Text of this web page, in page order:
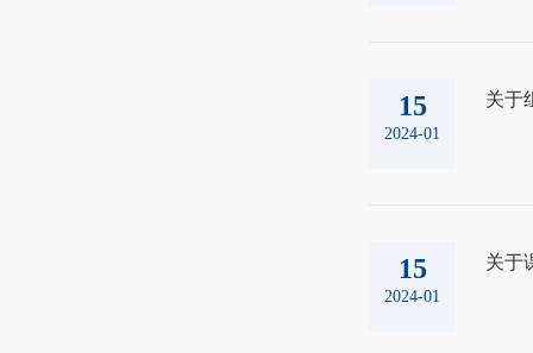
15
2024-01
关于
15
2024-01
关于